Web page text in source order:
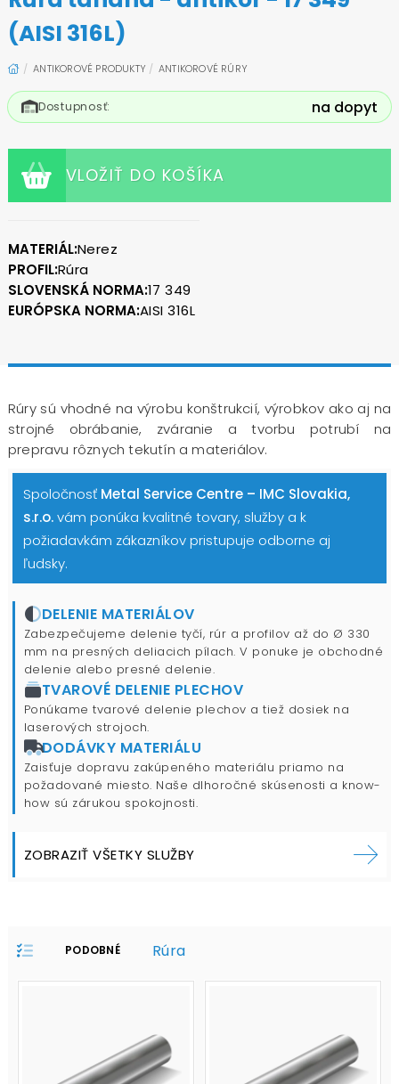
(AISI 316L)
ANTIKOROVÉ PRODUKTY ANTIKOROVÉ RÚRY
Dostupnosť: na dopyt
VLOŽIŤ DO KOŠÍKA
MATERIÁL:Nerez
PROFIL:Rúra
SLOVENSKÁ NORMA:17 349
EURÓPSKA NORMA:AISI 316L
Rúry sú vhodné na výrobu konštrukcií, výrobkov ako aj na
strojné obrábanie, zváranie a tvorbu potrubí na
prepravu rôznych tekutín a materiálov.
Spoločnosť Metal Service Centre – IMC Slovakia,
s.r.o.vám ponúka kvalitné tovary, služby a k
požiadavkám zákazníkov pristupuje odborne aj
ľudsky.
DELENIE MATERIÁLOV
Zabezpečujeme delenie tyčí, rúr a profilov až do Ø 330
mm na presných deliacich pílach. V ponuke je obchodné
delenie alebo presné delenie.
TVAROVÉ DELENIE PLECHOV
Ponúkame tvarové delenie plechov a tiež dosiek na
laserových strojoch.
DODÁVKY MATERIÁLU
Zaisťuje dopravu zakúpeného materiálu priamo na
požadované miesto. Naše dlhoročné skúsenosti a know-
how sú zárukou spokojnosti.
ZOBRAZIŤ VŠETKY SLUŽBY
PODOBNÉ
PROFILE:
Rúra